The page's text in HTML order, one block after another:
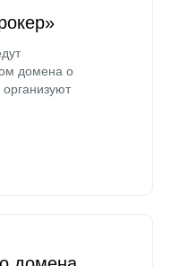
домена о